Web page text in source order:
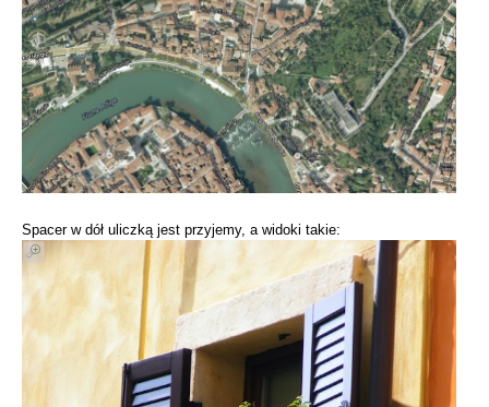
Spacer w dół uliczką jest przyjemy, a widoki takie: